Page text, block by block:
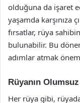
olduğuna da işaret
yaşamda karşınıza
fırsatlar, rüya
bulunabilir. Bu
adımlar atmak
Rüyanın
Her rüya gibi,